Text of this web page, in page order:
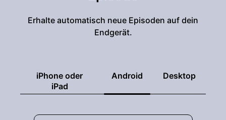
Erhalte automatisch neue Episoden auf dein
Endgerät.
iPhone oder
iPad
Android Desktop